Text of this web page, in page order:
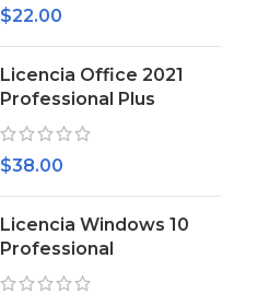
$22.00
Licencia Office 2021
Professional Plus
$38.00
Licencia Windows 10
Professional